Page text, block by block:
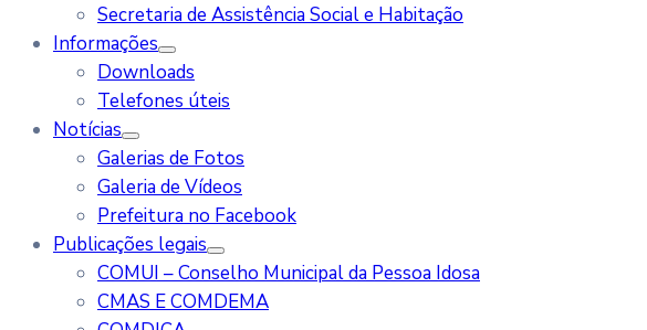
Secretaria de Assistência Social e Habitação
Informações
Downloads
Telefones úteis
Notícias
Galerias de Fotos
Galeria de Vídeos
Prefeitura no Facebook
Publicações legais
COMUI – Conselho Municipal da Pessoa Idosa
CMAS E COMDEMA